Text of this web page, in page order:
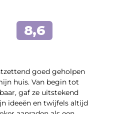
goed geholpen
huis. Van begin tot
gaf ze uitstekend
ideeën en twijfels altijd